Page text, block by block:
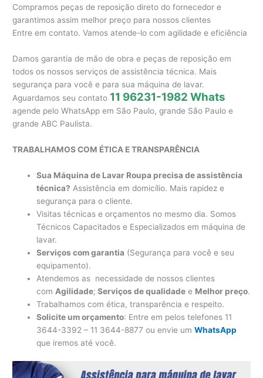
Compramos peças de reposição direto do fornecedor e
garantimos assim melhor preço para nossos clientes
Entre em contato. Vamos atende-lo com agilidade e eficiência
Damos garantia de mão de obra e peças de reposição em
todos os nossos serviços de assistência técnica. Mais
segurança para você e para sua máquina de lavar.
Aguardamos seu contato 11 96231-1982 Whats
agende pelo WhatsApp em São Paulo, grande São Paulo e
grande ABC Paulista.
TRABALHAMOS COM ÉTICA E TRANSPARÊNCIA
Sua Máquina de Lavar Roupa precisa de assistência
técnica? Assistência em domicílio. Mais rapidez e
segurança para o cliente.
Visitas técnicas e orçamentos no mesmo dia. Somos
Técnicos Capacitados e Especializados em máquina de
lavar.
Serviços com garantia (Segurança para você e seu
equipamento).
Atendemos as necessidade de nossos clientes
com Agilidade; Serviços de qualidade e Melhor preço.
Trabalhamos com ética, transparência e respeito.
Solicite um orçamento: Entre em pelos telefones 11
3644-3392 – 11 3644-8877 ou envie umWhatsApp
que iremos até você.